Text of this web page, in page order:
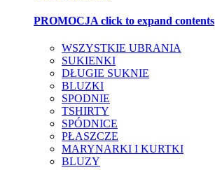
PROMOCJA click to expand contents
WSZYSTKIE UBRANIA
SUKIENKI
DŁUGIE SUKNIE
BLUZKI
SPODNIE
TSHIRTY
SPÓDNICE
PŁASZCZE
MARYNARKI I KURTKI
BLUZY